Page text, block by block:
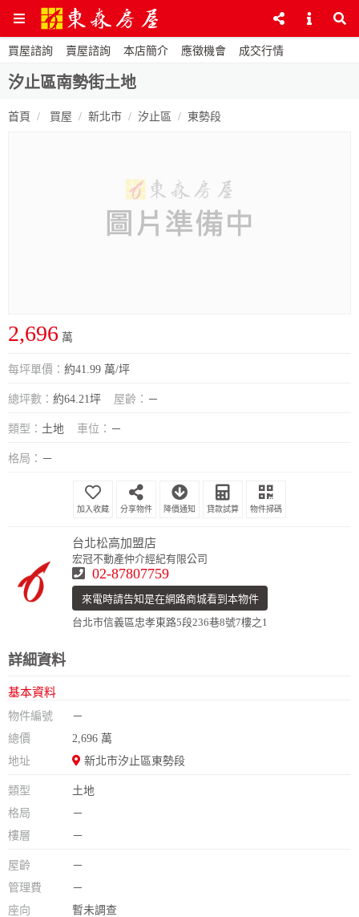
買屋諮詢 賣屋諮詢 本店簡介 應徵機會 成交行情
汐止區南勢街土地
首頁 買屋 新北市 汐止區 東勢段
2,696 萬
每坪單價： 約41.99 萬/坪
總坪數： 約64.21坪 屋齡： －
類型： 土地 車位： －
格局： －
分享物件 降價通知 貸款試算 物件掃碼
台北松高加盟店
宏冠不動產仲介經紀有限公司
02-87807759
來電時請告知是在網路商城看到本物件
台北市信義區忠孝東路5段236巷8號7樓之1
詳細資料
基本資料
物件編號
－
總價
2,696 萬
地址
新北市汐止區東勢段
類型
土地
格局
－
樓層
－
屋齡
－
管理費
－
座向
暫未調查